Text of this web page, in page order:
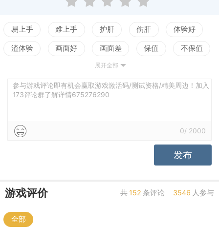
易上手 难上手 护肝 伤肝 体验好
渣体验 画面好 画面差 保值 不保值
测试
引导清晰 引导混乱 平衡佳 平衡差
展开全部
参与游戏评论即有机会赢取游戏激活码/测试资格/精美周边！加入
173评论群了解详情675276290
0/ 2000
发布
游戏评价 共 152 条评论 3546 人参与
全部